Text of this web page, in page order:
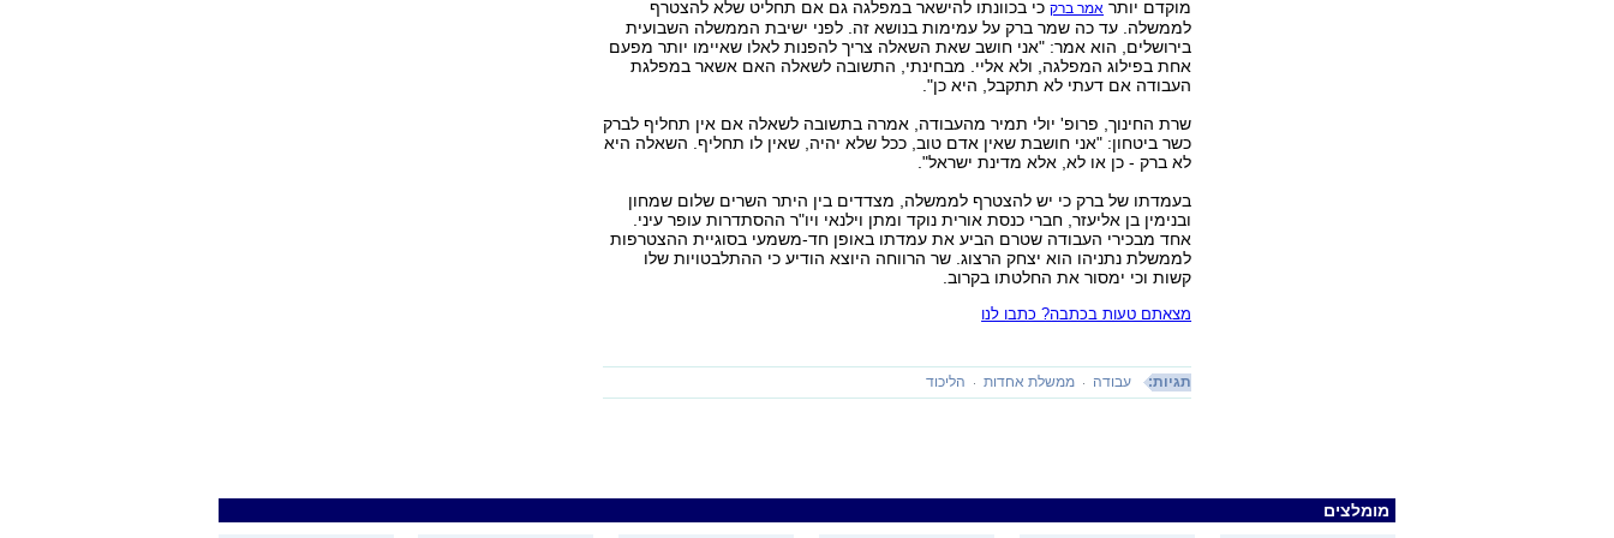
מוקדם יותר אמר ברקכי בכוונתו להישאר במפלגה גם אם תחליט שלא להצטרף
לממשלה. עד כה שמר ברק על עמימות בנושא זה. לפני ישיבת הממשלה השבועית
בירושלים, הוא אמר: "אני חושב שאת השאלה צריך להפנות לאלו שאיימו יותר מפעם
אחת בפילוג המפלגה, ולא אליי. מבחינתי, התשובה לשאלה האם אשאר במפלגת
העבודה אם דעתי לא תתקבל, היא כן".
שרת החינוך, פרופ' יולי תמיר מהעבודה, אמרה בתשובה לשאלה אם אין תחליף לברק
כשר ביטחון: "אני חושבת שאין אדם טוב, ככל שלא יהיה, שאין לו תחליף. השאלה היא
לא ברק - כן או לא, אלא מדינת ישראל".
בעמדתו של ברק כי יש להצטרף לממשלה, מצדדים בין היתר השרים שלום שמחון
ובנימין בן אליעזר, חברי כנסת אורית נוקד ומתן וילנאי ויו"ר ההסתדרות עופר עיני.
אחד מבכירי העבודה שטרם הביע את עמדתו באופן חד-משמעי בסוגיית ההצטרפות
לממשלת נתניהו הוא יצחק הרצוג. שר הרווחה היוצא הודיע כי ההתלבטויות שלו
קשות וכי ימסור את החלטתו בקרוב.
מצאתם טעות בכתבה? כתבו לנו
תגיות: עבודה ממשלת אחדות הליכוד
מומלצים